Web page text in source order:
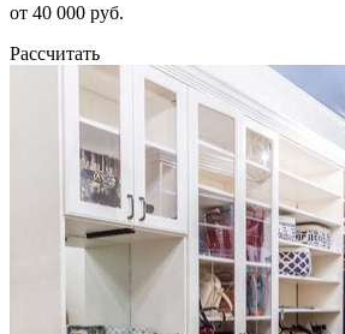
от 40 000 руб.
Рассчитать